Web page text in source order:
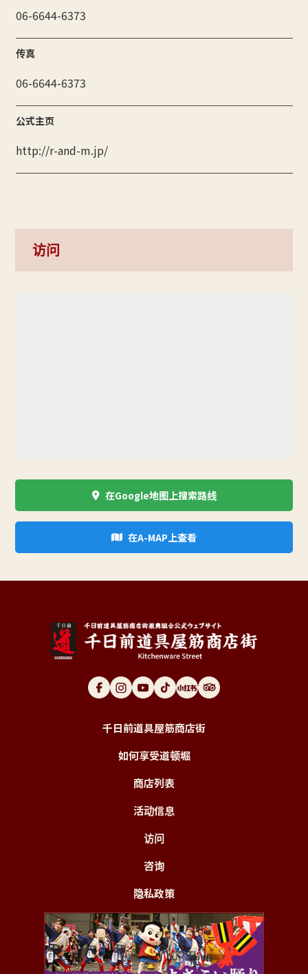
06-6644-6373
传真
06-6644-6373
公式主页
http://r-and-m.jp/
访问
在Google地图上搜索路线
在A-MAP上查看
千日前道具屋筋商店街
如何享受道顿堀
商店列表
活动信息
访问
咨询
隐私政策